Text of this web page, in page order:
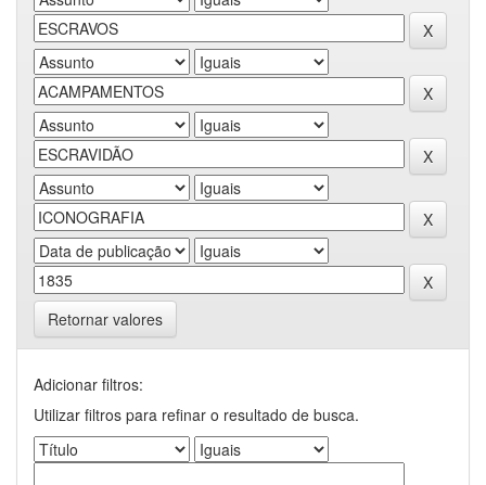
Retornar valores
Adicionar filtros:
Utilizar filtros para refinar o resultado de busca.